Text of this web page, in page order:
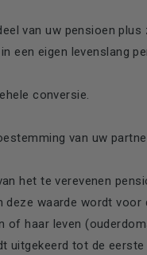
van uw pensioen
een eigen levenslang
conversie.
van uw
het te verevenen
waarde wordt voor
of haar leven
uitgekeerd tot de